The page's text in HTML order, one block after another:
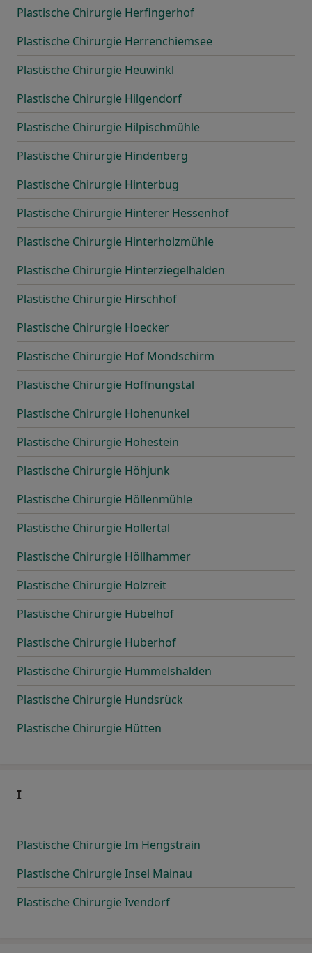
Plastische Chirurgie Herfingerhof
Plastische Chirurgie Herrenchiemsee
Plastische Chirurgie Heuwinkl
Plastische Chirurgie Hilgendorf
Plastische Chirurgie Hilpischmühle
Plastische Chirurgie Hindenberg
Plastische Chirurgie Hinterbug
Plastische Chirurgie Hinterer Hessenhof
Plastische Chirurgie Hinterholzmühle
Plastische Chirurgie Hinterziegelhalden
Plastische Chirurgie Hirschhof
Plastische Chirurgie Hoecker
Plastische Chirurgie Hof Mondschirm
Plastische Chirurgie Hoffnungstal
Plastische Chirurgie Hohenunkel
Plastische Chirurgie Hohestein
Plastische Chirurgie Höhjunk
Plastische Chirurgie Höllenmühle
Plastische Chirurgie Hollertal
Plastische Chirurgie Höllhammer
Plastische Chirurgie Holzreit
Plastische Chirurgie Hübelhof
Plastische Chirurgie Huberhof
Plastische Chirurgie Hummelshalden
Plastische Chirurgie Hundsrück
Plastische Chirurgie Hütten
I
Plastische Chirurgie Im Hengstrain
Plastische Chirurgie Insel Mainau
Plastische Chirurgie Ivendorf